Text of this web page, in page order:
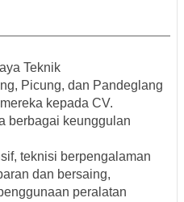
Teknik
Picung, dan Pandeglang
kepada CV.
berbagai keunggulan
teknisi berpengalaman
dan bersaing,
peralatan